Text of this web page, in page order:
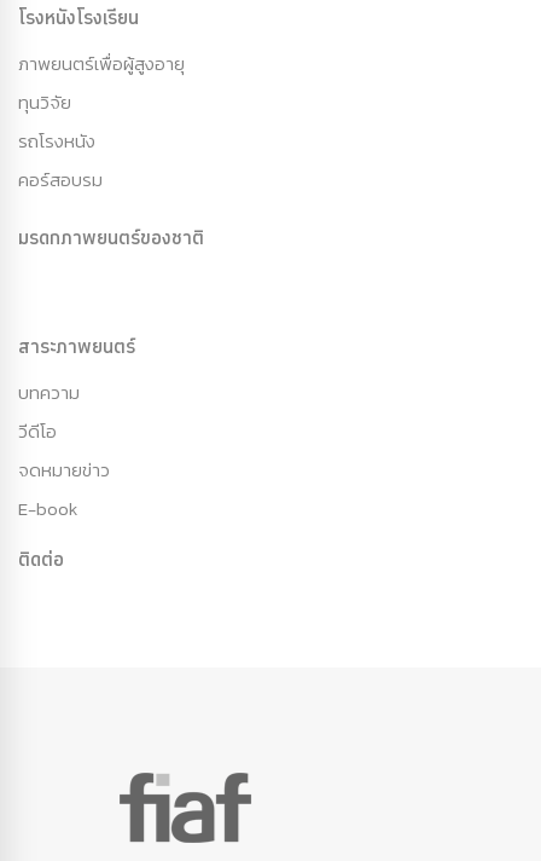
โรงหนังโรงเรียน
ภาพยนตร์เพื่อผู้สูงอายุ
ทุนวิจัย
รถโรงหนัง
คอร์สอบรม
มรดกภาพยนตร์ของชาติ
สาระภาพยนตร์
บทความ
วีดีโอ
จดหมายข่าว
E-book
ติดต่อ